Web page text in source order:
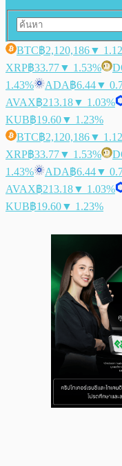
BTC฿2,120,186▼
XRP฿33.77▼ 1.53%
1.43%
ADA฿6.44▼
AVAX฿213.18▼ 1.03%
KUB฿19.60▼ 1.23%
BTC฿2,120,186▼
XRP฿33.77▼ 1.53%
1.43%
ADA฿6.44▼
AVAX฿213.18▼ 1.03%
KUB฿19.60▼ 1.23%